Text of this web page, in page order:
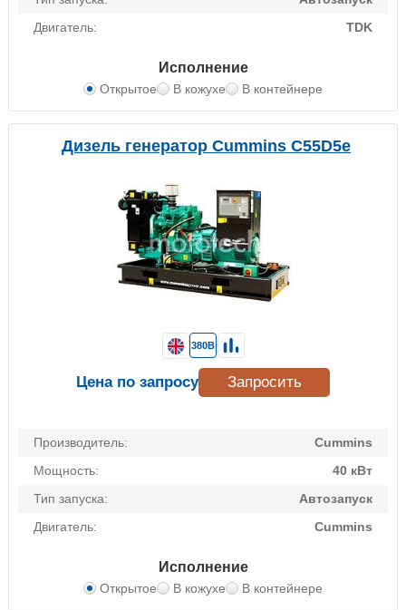
Двигатель:
TDK
Исполнение
Открытое В кожухе В контейнере
Дизель генератор Cummins C55D5e
Производитель:
Cummins
Мощность:
40 кВт
Тип запуска:
Автозапуск
Двигатель:
Cummins
Исполнение
Открытое В кожухе В контейнере
380В
Цена по запросу Запросить